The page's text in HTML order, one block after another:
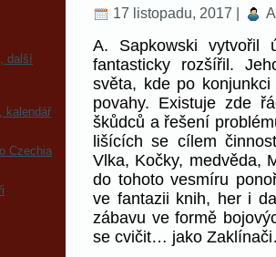
další
kalendář
Czechia
17 listopadu, 2017 |
A. Sapkowski vytvořil
fantasticky rozšířil.
světa, kde po
povahy. Existuje zde
škůdců a řešení
lišících se cílem
Vlka, Kočky, medvěda,
do tohoto vesmíru
ve fantazii knih, her i
zábavu ve formě
se cvičit… jako